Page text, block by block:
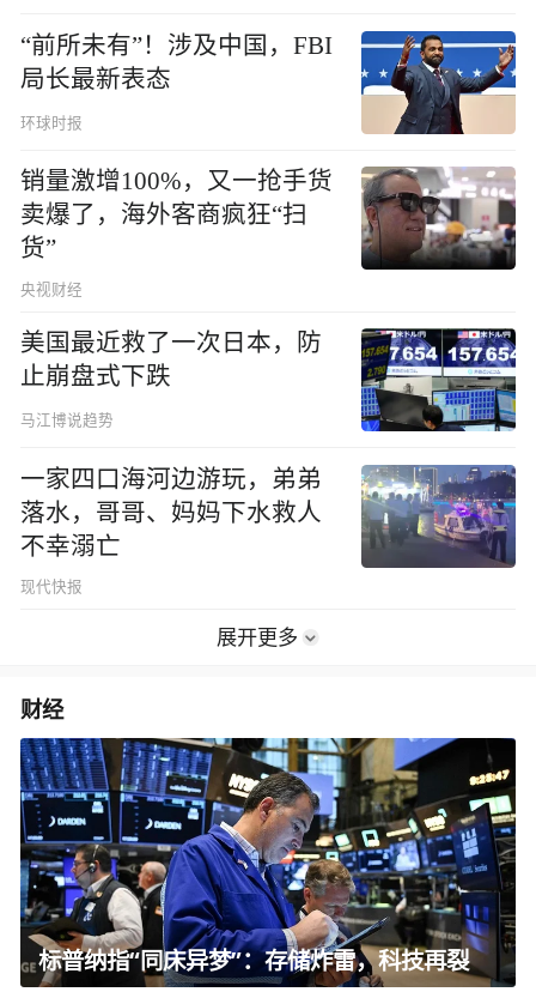
“前所未有”！涉及中国，FBI
局长最新表态
环球时报
销量激增100%，又一抢手货
卖爆了，海外客商疯狂“扫
货”
央视财经
美国最近救了一次日本，防
止崩盘式下跌
马江博说趋势
一家四口海河边游玩，弟弟
落水，哥哥、妈妈下水救人
不幸溺亡
现代快报
展开更多
财经
标普纳指“同床异梦”：存储炸雷，科技再裂